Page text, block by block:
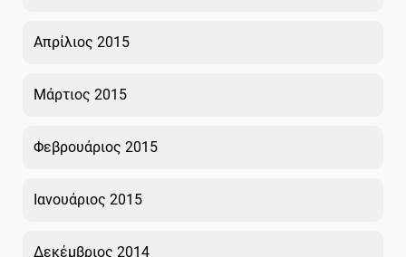
Απρίλιος 2015
Μάρτιος 2015
Φεβρουάριος 2015
Ιανουάριος 2015
Δεκέμβριος 2014